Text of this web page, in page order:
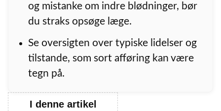
og mistanke om indre blødninger, bør
du straks opsøge læge.
Se oversigten over typiske lidelser og
tilstande, som sort afføring kan være
tegn på.
I denne artikel